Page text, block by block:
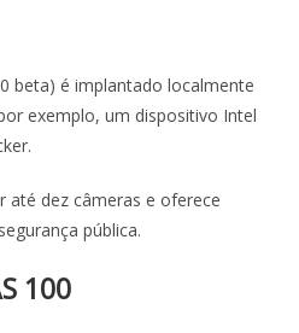
beta) é implantado localmente
exemplo, um dispositivo Intel
até dez câmeras e oferece
pública.
100